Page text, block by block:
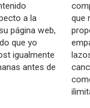
a la
página web,
que yo
igualmente
antes de
que